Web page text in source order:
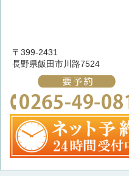
〒399-2431
長野県飯田市川路7524